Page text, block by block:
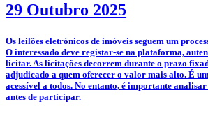
29 Outubro 2025
­­Os leilões eletrónicos de imóveis seguem um
O interessado deve registar-se na plataforma,
licitar. As licitações decorrem durante o prazo
adjudicado a quem oferecer o valor mais alto. É
acessível a todos. No entanto, é importante
antes de participar.